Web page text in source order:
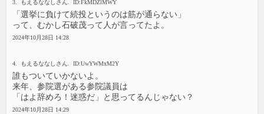
3. もえるななしさん. ID:FkMDZlMWY
「選挙に負けて続投というのは筋が通らない」
って、むかし石破茂って人が言ってたよ。
2024年10月28日 14:28
4. もえるななしさん. ID:UwYWMxM2Y
誰もついていかないよ。
来年、参院選がある参院議員は
「はよ辞めろ！迷惑だ」と思ってるんじゃない？
2024年10月28日 14:29